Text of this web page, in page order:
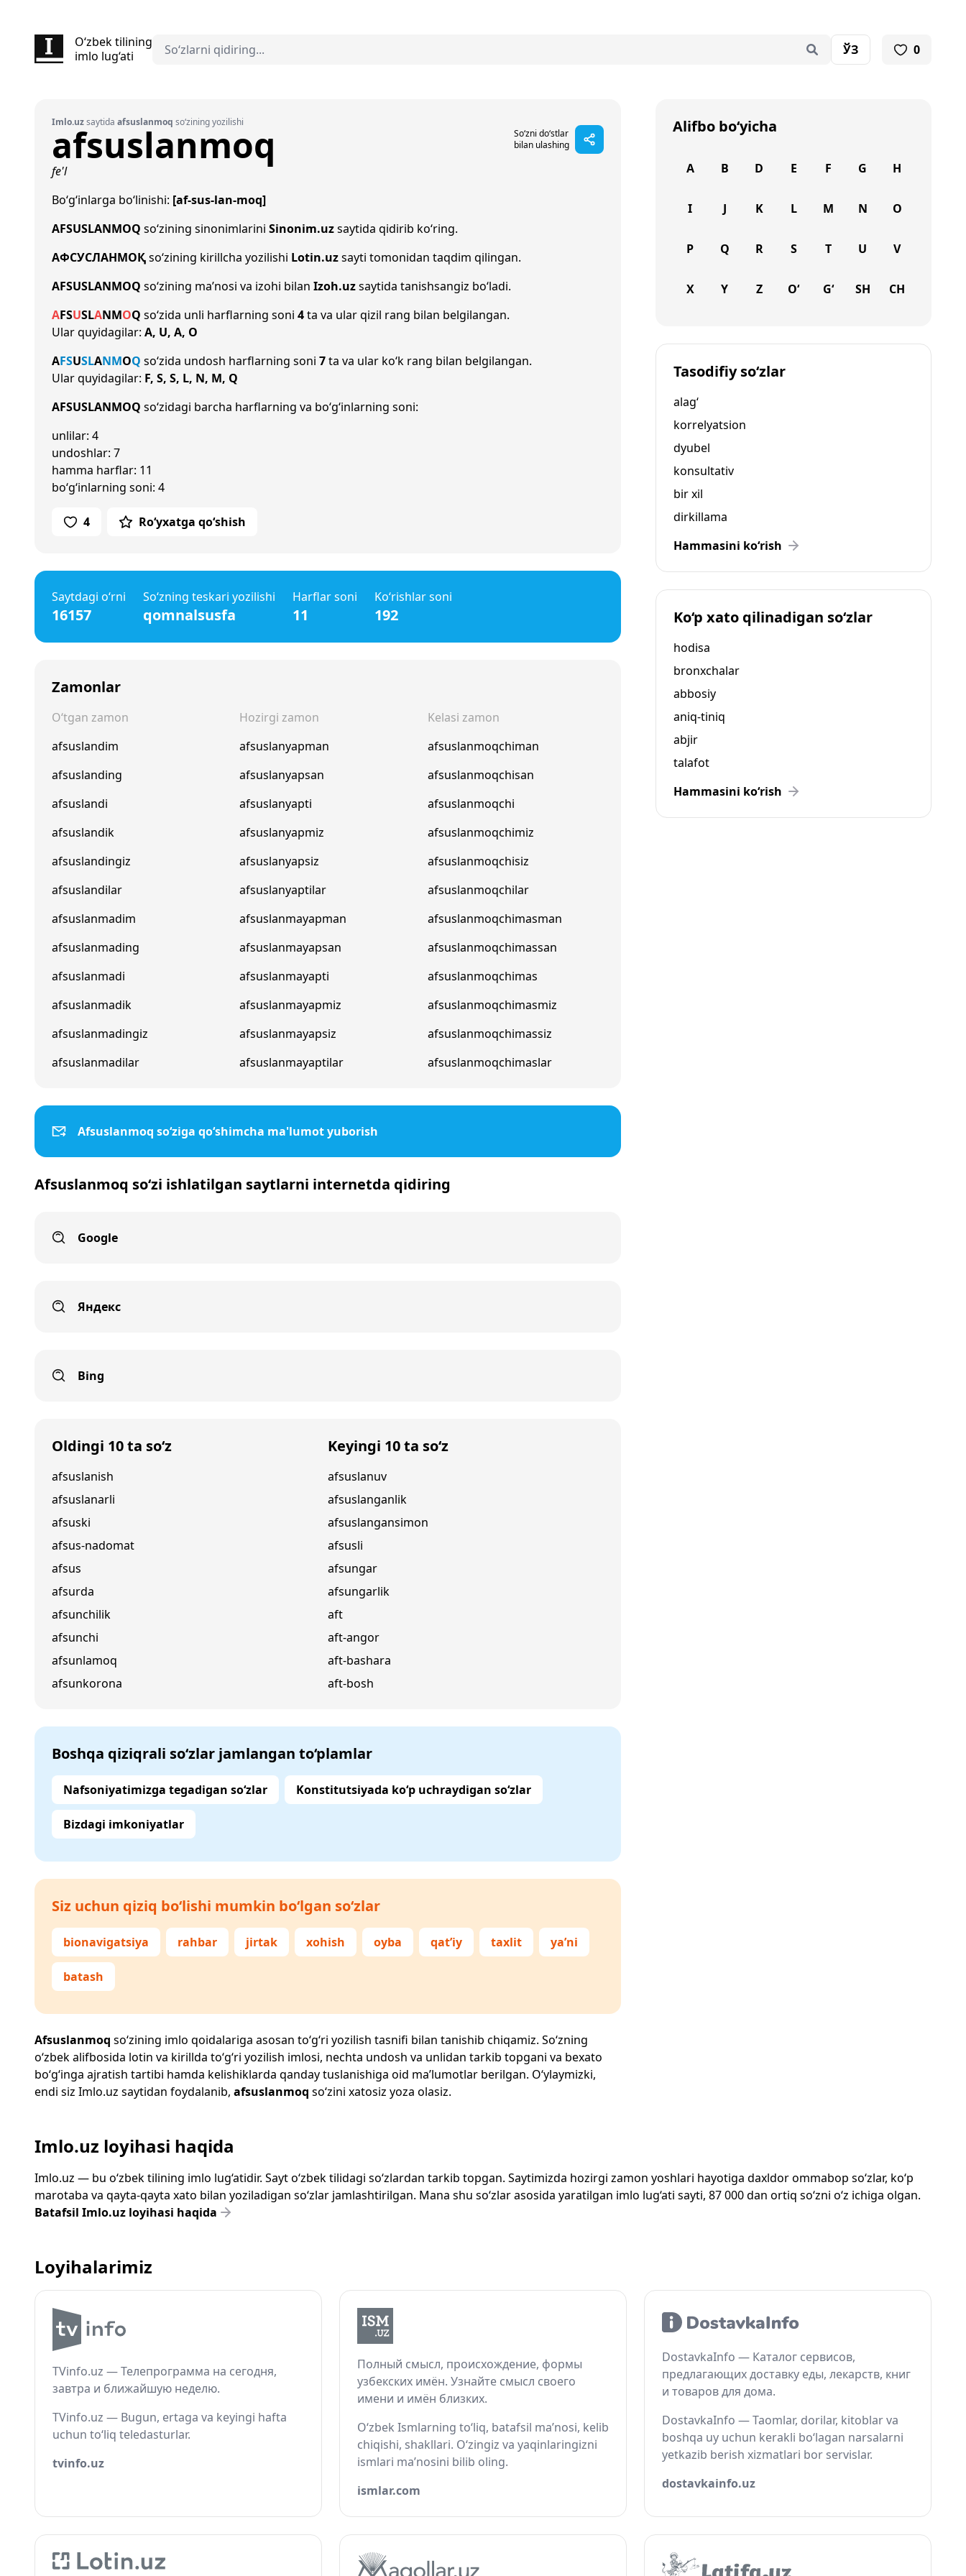
O‘zbek tilining
imlo lug‘ati
ЎЗ 0
Imlo.uzsaytida afsuslanmoq so‘zining yozilishi
afsuslanmoq
So‘zni do‘stlar
bilan ulashing
fe'l
Bo‘g‘inlarga bo‘linishi: [af-sus-lan-moq]
AFSUSLANMOQ so‘zining sinonimlarini Sinonim.uzsaytida qidirib ko‘ring.
АФСУСЛАНМОҚso‘zining kirillcha yozilishi Lotin.uzsayti tomonidan taqdim qilingan.
AFSUSLANMOQ so‘zining ma’nosi va izohi bilan Izoh.uzsaytida tanishsangiz bo‘ladi.
AFSUSLANMOQ so‘zida unli harflarning soni 4ta va ular qizil rang bilan belgilangan.
Ular quyidagilar: A, U, A, O
AFSUSLANMOQ so‘zida undosh harflarning soni 7ta va ular ko‘k rang bilan belgilangan.
Ular quyidagilar: F, S, S, L, N, M, Q
AFSUSLANMOQ so‘zidagi barcha harflarning va bo‘g‘inlarning soni:
unlilar: 4
undoshlar: 7
hamma harflar: 11
bo‘g‘inlarning soni: 4
4 Ro‘yxatga qo‘shish
Saytdagi o‘rni
16157
So‘zning teskari yozilishi
qomnalsusfa
Harflar soni
11
Ko‘rishlar soni
192
Zamonlar
O‘tgan zamon
afsuslandim
afsuslanding
afsuslandi
afsuslandik
afsuslandingiz
afsuslandilar
afsuslanmadim
afsuslanmading
afsuslanmadi
afsuslanmadik
afsuslanmadingiz
afsuslanmadilar
Hozirgi zamon
afsuslanyapman
afsuslanyapsan
afsuslanyapti
afsuslanyapmiz
afsuslanyapsiz
afsuslanyaptilar
afsuslanmayapman
afsuslanmayapsan
afsuslanmayapti
afsuslanmayapmiz
afsuslanmayapsiz
afsuslanmayaptilar
Kelasi zamon
afsuslanmoqchiman
afsuslanmoqchisan
afsuslanmoqchi
afsuslanmoqchimiz
afsuslanmoqchisiz
afsuslanmoqchilar
afsuslanmoqchimasman
afsuslanmoqchimassan
afsuslanmoqchimas
afsuslanmoqchimasmiz
afsuslanmoqchimassiz
afsuslanmoqchimaslar
Afsuslanmoq so‘ziga qo‘shimcha ma'lumot yuborish
Afsuslanmoq so‘zi ishlatilgan saytlarni internetda qidiring
Google
Яндекс
Bing
Oldingi 10 ta so‘z
afsuslanish
afsuslanarli
afsuski
afsus-nadomat
afsus
afsurda
afsunchilik
afsunchi
afsunlamoq
afsunkorona
Keyingi 10 ta so‘z
afsuslanuv
afsuslanganlik
afsuslangansimon
afsusli
afsungar
afsungarlik
aft
aft-angor
aft-bashara
aft-bosh
Boshqa qiziqrali so‘zlar jamlangan to‘plamlar
Nafsoniyatimizga tegadigan so‘zlar Konstitutsiyada ko‘p uchraydigan so‘zlar
Bizdagi imkoniyatlar
Siz uchun qiziq bo‘lishi mumkin bo‘lgan so‘zlar
bionavigatsiya rahbar jirtak xohish oyba qat’iy taxlit ya’ni
batash
Afsuslanmoq so‘zining imlo qoidalariga asosan to‘g‘ri yozilish tasnifi bilan tanishib chiqamiz. So‘zning
o‘zbek alifbosida lotin va kirillda to‘g‘ri yozilish imlosi, nechta undosh va unlidan tarkib topgani va bexato
bo‘g‘inga ajratish tartibi hamda kelishiklarda qanday tuslanishiga oid ma’lumotlar berilgan. O‘ylaymizki,
endi siz Imlo.uz saytidan foydalanib, afsuslanmoq so‘zini xatosiz yoza olasiz.
Alifbo bo‘yicha
A B D E F G H
I J K L M N O
P Q R S T U V
X Y Z O‘ G‘ SH CH
Tasodifiy so‘zlar
alag‘
korrelyatsion
dyubel
konsultativ
bir xil
dirkillama
Hammasini ko‘rish
Ko‘p xato qilinadigan so‘zlar
hodisa
bronxchalar
abbosiy
aniq-tiniq
abjir
talafot
Hammasini ko‘rish
Imlo.uz loyihasi haqida
Imlo.uz — bu o‘zbek tilining imlo lug‘atidir. Sayt o‘zbek tilidagi so‘zlardan tarkib topgan. Saytimizda hozirgi zamon yoshlari hayotiga daxldor ommabop so‘zlar, ko‘p
marotaba va qayta-qayta xato bilan yoziladigan so‘zlar jamlashtirilgan. Mana shu so‘zlar asosida yaratilgan imlo lug‘ati sayti, 87 000 dan ortiq so‘zni o‘z ichiga olgan.
Batafsil Imlo.uz loyihasi haqida
Loyihalarimiz
TVinfo.uz — Телепрограмма на сегодня,
завтра и ближайшую неделю.
TVinfo.uz — Bugun, ertaga va keyingi hafta
uchun to‘liq teledasturlar.
tvinfo.uz
Полный смысл, происхождение, формы
узбекских имён. Узнайте смысл своего
имени и имён близких.
O‘zbek Ismlarning to‘liq, batafsil ma’nosi, kelib
chiqishi, shakllari. O‘zingiz va yaqinlaringizni
ismlari ma’nosini bilib oling.
ismlar.com
DostavkaInfo — Каталог сервисов,
предлагающих доставку еды, лекарств, книг
и товаров для дома.
DostavkaInfo — Taomlar, dorilar, kitoblar va
boshqa uy uchun kerakli bo‘lagan narsalarni
yetkazib berish xizmatlari bor servislar.
dostavkainfo.uz